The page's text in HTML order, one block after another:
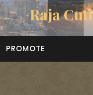
Raja Cuti
PROMOTE